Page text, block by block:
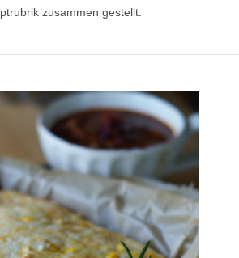
zusammen gestellt.